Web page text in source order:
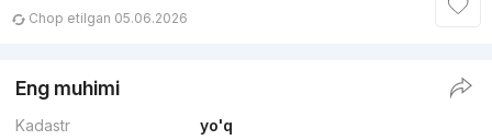
Chop etilgan 05.06.2026
Eng muhimi
Kadastr
yo'q